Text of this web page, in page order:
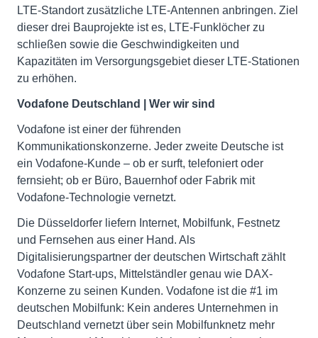
LTE-Standort zusätzliche LTE-Antennen anbringen. Ziel
dieser drei Bauprojekte ist es, LTE-Funklöcher zu
schließen sowie die Geschwindigkeiten und
Kapazitäten im Versorgungsgebiet dieser LTE-Stationen
zu erhöhen.
Vodafone Deutschland | Wer wir sind
Vodafone ist einer der führenden
Kommunikationskonzerne. Jeder zweite Deutsche ist
ein Vodafone-Kunde – ob er surft, telefoniert oder
fernsieht; ob er Büro, Bauernhof oder Fabrik mit
Vodafone-Technologie vernetzt.
Die Düsseldorfer liefern Internet, Mobilfunk, Festnetz
und Fernsehen aus einer Hand. Als
Digitalisierungspartner der deutschen Wirtschaft zählt
Vodafone Start-ups, Mittelständler genau wie DAX-
Konzerne zu seinen Kunden. Vodafone ist die #1 im
deutschen Mobilfunk: Kein anderes Unternehmen in
Deutschland vernetzt über sein Mobilfunknetz mehr